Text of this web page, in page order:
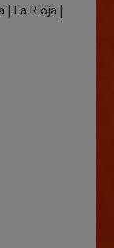
| La Rioja |